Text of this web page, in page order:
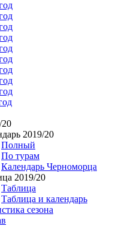
20
2019/20
Полный
По турам
Календарь Черноморца
2019/20
Таблица
Таблица и календарь
сезона